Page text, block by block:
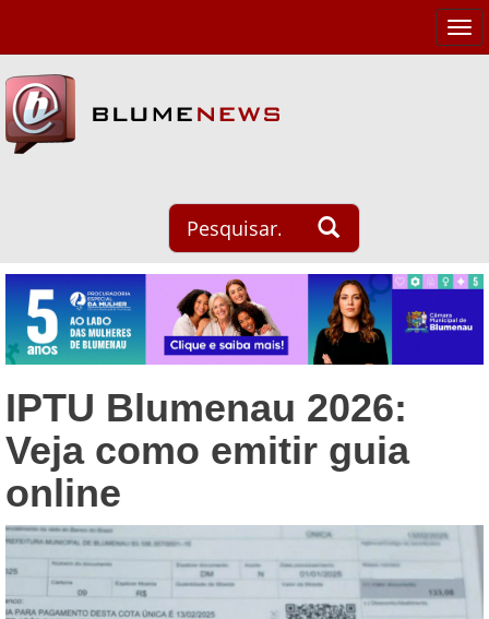
IPTU Blumenau 2026:
Veja como emitir guia
online